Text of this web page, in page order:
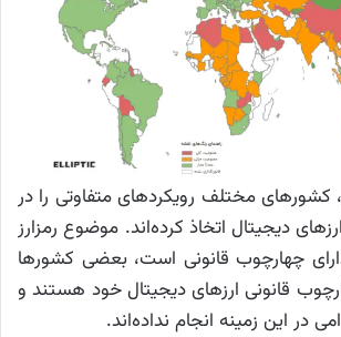
کشورهای مختلف رویکردهای متفاوتی را در
دیجیتال اتخاذ کرده‌اند. موضوع رمزارز
چهارچوب قانونی است، بعضی کشورها
قانونی ارزهای دیجیتال خود هستند و
در این زمینه انجام نداده‌اند.